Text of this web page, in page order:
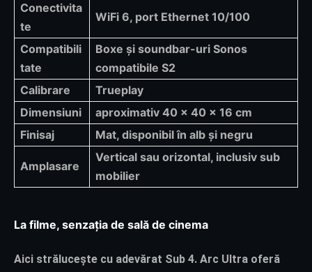
Conectivita
te
WiFi 6, port Ethernet 10/100
Compatibili
tate
Boxe și soundbar-uri Sonos
compatibile S2
Calibrare
Trueplay
Dimensiuni
aproximativ 40 x 40 x 16 cm
Finisaj
Mat, disponibil în alb și negru
Amplasare
Vertical sau orizontal, inclusiv sub
mobilier
La filme, senzația de sală de cinema
Aici strălucește cu adevărat Sub 4. Arc Ultra oferă